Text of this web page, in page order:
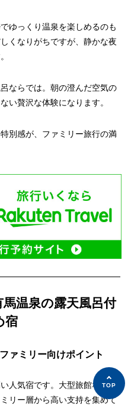
ゆっくり温泉を楽しめるのも
くなりがちですが、静かな夜
ならでは。朝の澄んだ空気の
い贅沢な体験になります。
別感が、ファミリー旅行の満
温泉の露天風呂付
宿
ァミリー向けポイント
人気宿です。大型旅館ならで
リー層から高い支持を集めて